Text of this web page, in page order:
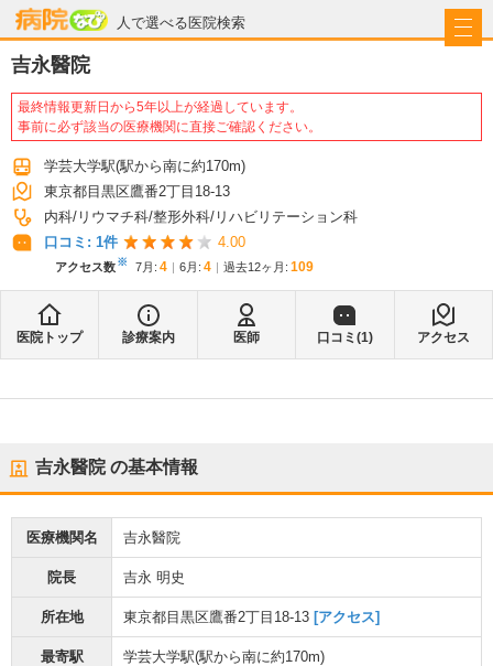
人で選べる医院検索
病院なび
吉永醫院
最終情報更新日から5年以上が経過しています。
事前に必ず該当の医療機関に直接ご確認ください。
学芸大学駅(駅から南に約170m)
東京都目黒区鷹番2丁目18-13
内科 リウマチ科 整形外科 リハビリテーション科
口コミ: 1件 4.00
アクセス数※ 7月 : 4 6月 : 4 過去12ヶ月: 109
医院トップ 診療案内 医師 口コミ(1) アクセス
吉永醫院の基本情報
医療機関名 吉永醫院
院長 吉永 明史
所在地 東京都目黒区鷹番2丁目18-13 [アクセス]
最寄駅 学芸大学駅(駅から南に約170m)